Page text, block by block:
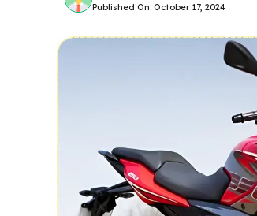
Published On: October 17, 2024